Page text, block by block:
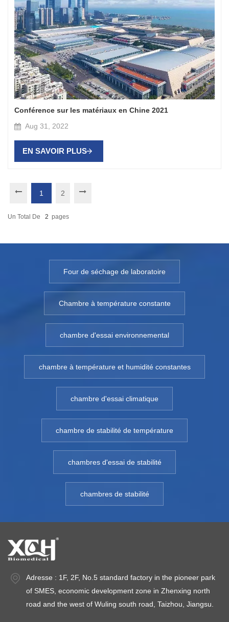
Conférence sur les matériaux en Chine 2021
Aug 31, 2022
EN SAVOIR PLUS
1 2
Un Total De 2 Pages
Four de séchage de laboratoire
Chambre à température constante
chambre d'essai environnemental
chambre à température et humidité constantes
chambre d'essai climatique
chambre de stabilité de température
chambres d'essai de stabilité
chambres de stabilité
Adresse : 1F, 2F, No.5 standard factory in the pioneer park
of SMES, economic development zone in Zhenxing north
road and the west of Wuling south road, Taizhou, Jiangsu.